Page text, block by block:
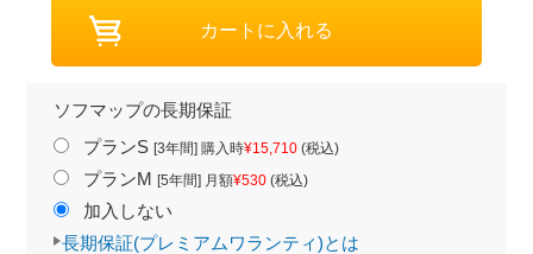
ソフマップの長期保証
プランS [3年間] 購入時¥15,710(税込)
プランM [5年間] 月額¥530(税込)
加入しない
長期保証(プレミアムワランティ)とは